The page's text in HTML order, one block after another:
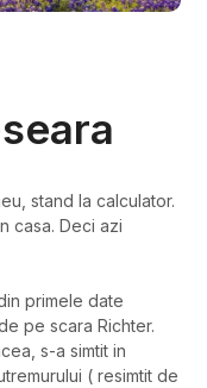
stand la calculator.
casa. Deci azi
primele date
pe scara Richter.
s-a simtit in
( resimtit de